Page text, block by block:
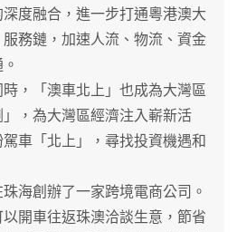
度融合，進一步打通粵港澳大
務鏈，加速人流、物流、資金
「澳車北上」也成為大灣區
，為大灣區經濟注入嶄新活
車「北上」，尋找投資機遇和
創辦了一家跨境電商公司。
開車往返珠澳洽談生意，節省